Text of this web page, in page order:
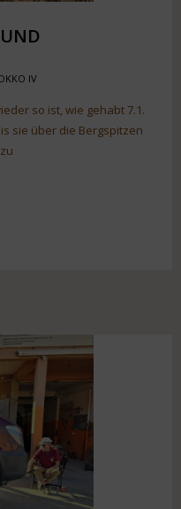
IV
so ist, wie gehabt 7.1.
sie über die Bergspitzen